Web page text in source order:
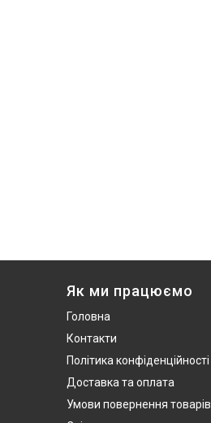
Як ми працюємо
Головна
Контакти
Політика конфіденційності
Доставка та оплата
Умови повернення товарів